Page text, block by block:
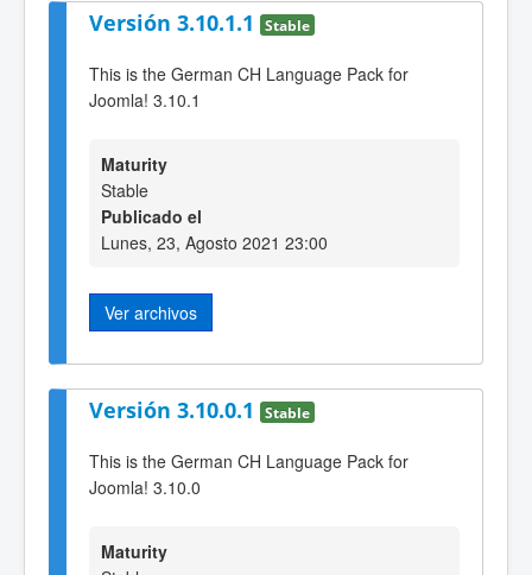
Versión 3.10.1.1 Stable
This is the German CH Language Pack for
Joomla! 3.10.1
Maturity
Stable
Publicado el
Lunes, 23, Agosto 2021 23:00
Ver archivos
Versión 3.10.0.1 Stable
This is the German CH Language Pack for
Joomla! 3.10.0
Maturity